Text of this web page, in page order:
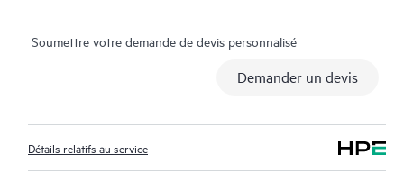
Soumettre votre demande de devis personnalisé
Demander un devis
Détails relatifs au service